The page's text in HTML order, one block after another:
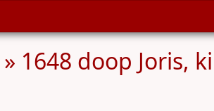
» 1648 doop Joris,